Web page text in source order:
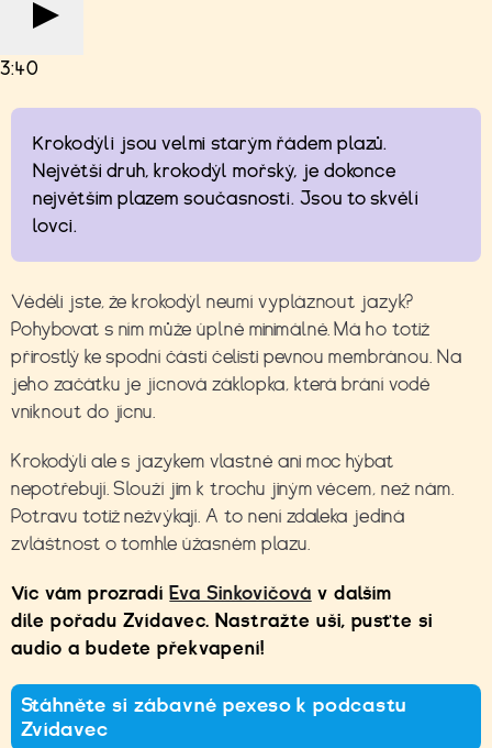
3:40
Krokodýli jsou velmi starým řádem plazů.
Největší druh, krokodýl mořský, je dokonce
největším plazem současnosti. Jsou to skvělí
lovci.
Věděli jste, že krokodýl neumí vypláznout jazyk?
Pohybovat s ním může úplně minimálně. Má ho totiž
přirostlý ke spodní části čelisti pevnou membránou. Na
jeho začátku je jícnová záklopka, která brání vodě
vniknout do jícnu.
Krokodýli ale s jazykem vlastně ani moc hýbat
nepotřebují. Slouží jim k trochu jiným věcem, než nám.
Potravu totiž nežvýkají. A to není zdaleka jediná
zvláštnost o tomhle úžasném plazu.
Víc vám prozradíEva Sinkovičová v dalším
díle pořadu Zvídavec. Nastražte uši, pusťte si
audio a budete překvapení!
Stáhněte si zábavné pexeso k podcastu
Zvídavec